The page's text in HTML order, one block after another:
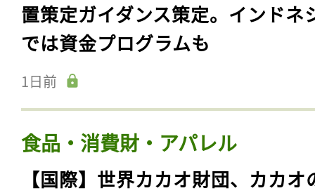
置策定ガイダンス策定。インドネ
では資金プログラムも
1日前
食品・消費財・アパレル
【国際】世界カカオ財団、カカオ